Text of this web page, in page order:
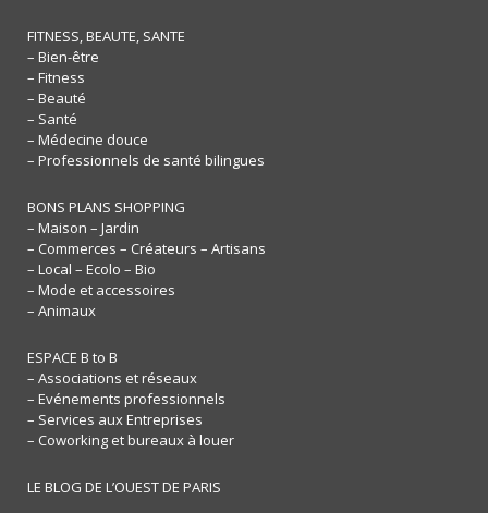
FITNESS, BEAUTE, SANTE
– Bien-être
– Fitness
– Beauté
– Santé
– Médecine douce
– Professionnels de santé bilingues
BONS PLANS SHOPPING
– Maison – Jardin
– Commerces – Créateurs – Artisans
– Local – Ecolo – Bio
– Mode et accessoires
– Animaux
ESPACE B to B
– Associations et réseaux
– Evénements professionnels
– Services aux Entreprises
– Coworking et bureaux à louer
LE BLOG DE L’OUEST DE PARIS